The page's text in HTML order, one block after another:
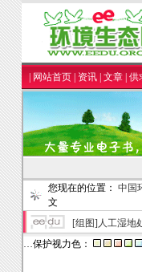
网站首页 资讯 文章 供
您现在的位置： 中国
文
[组图] 人工湿地
…保护视力色：